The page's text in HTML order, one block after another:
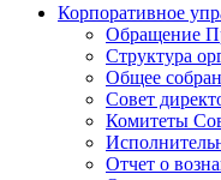
Корпоративное
Обращение
Структура
Общее
Совет
Комитеты
Отчет о